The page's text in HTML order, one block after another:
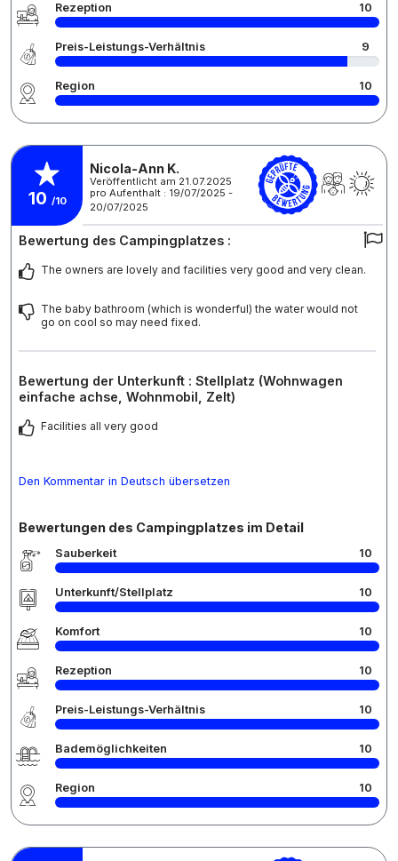
Rezeption 10
Preis-Leistungs-Verhältnis 9
Region 10
10 /10
Nicola-Ann K.
Veröffentlicht am 21.07.2025
pro Aufenthalt : 19/07/2025 -
20/07/2025
Bewertung des Campingplatzes :
The owners are lovely and facilities very good and very clean.
The baby bathroom (which is wonderful) the water would not
go on cool so may need fixed.
Bewertung der Unterkunft : Stellplatz (Wohnwagen
einfache achse, Wohnmobil, Zelt)
Facilities all very good
Den Kommentar in Deutsch übersetzen
Bewertungen des Campingplatzes im Detail
Sauberkeit 10
Unterkunft/Stellplatz 10
Komfort 10
Rezeption 10
Preis-Leistungs-Verhältnis 10
Bademöglichkeiten 10
Region 10